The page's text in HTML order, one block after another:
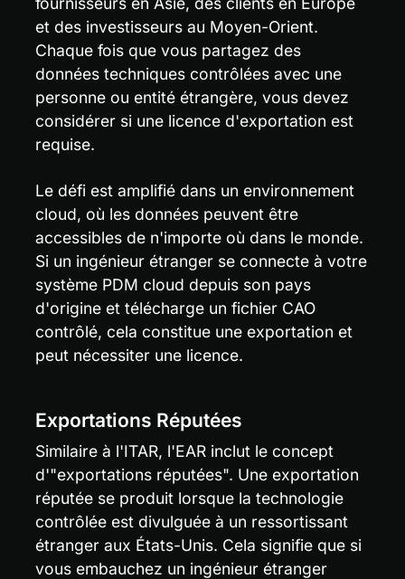
et des investisseurs au Moyen-Orient.
Chaque fois que vous partagez des
données techniques contrôlées avec une
personne ou entité étrangère, vous devez
considérer si une licence d'exportation est
requise.
Le défi est amplifié dans un environnement
cloud, où les données peuvent être
accessibles de n'importe où dans le monde.
Si un ingénieur étranger se connecte à votre
système PDM cloud depuis son pays
d'origine et télécharge un fichier CAO
contrôlé, cela constitue une exportation et
peut nécessiter une licence.
Exportations Réputées
Similaire à l'ITAR, l'EAR inclut le concept
d'"exportations réputées". Une exportation
réputée se produit lorsque la technologie
contrôlée est divulguée à un ressortissant
étranger aux États-Unis. Cela signifie que si
vous embauchez un ingénieur étranger